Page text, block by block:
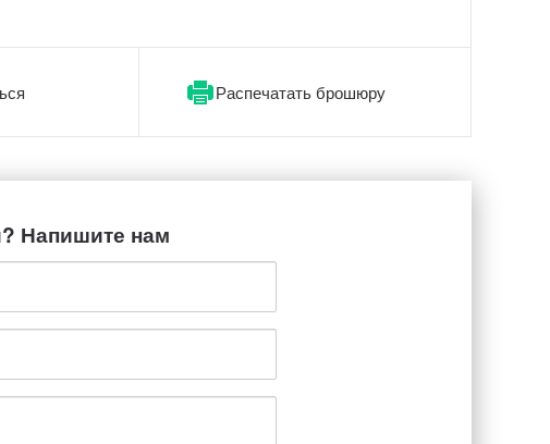
Распечатать брошюру
Напишите нам